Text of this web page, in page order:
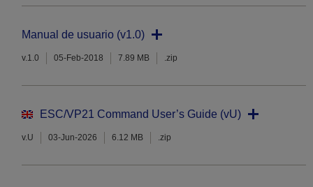
Manual de usuario (v1.0)
v.1.0 05-Feb-2018 7.89 MB .zip
ESC/VP21 Command User’s Guide (vU)
v.U 03-Jun-2026 6.12 MB .zip